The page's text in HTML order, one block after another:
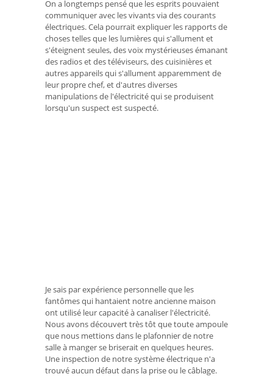
On a longtemps pensé que les esprits pouvaient
communiquer avec les vivants via des courants
électriques. Cela pourrait expliquer les rapports de
choses telles que les lumières qui s'allument et
s'éteignent seules, des voix mystérieuses émanant
des radios et des téléviseurs, des cuisinières et
autres appareils qui s'allument apparemment de
leur propre chef, et d'autres diverses
manipulations de l'électricité qui se produisent
lorsqu'un suspect est suspecté.
Je sais par expérience personnelle que les
fantômes qui hantaient notre ancienne maison
ont utilisé leur capacité à canaliser l'électricité.
Nous avons découvert très tôt que toute ampoule
que nous mettions dans le plafonnier de notre
salle à manger se briserait en quelques heures.
Une inspection de notre système électrique n'a
trouvé aucun défaut dans la prise ou le câblage.